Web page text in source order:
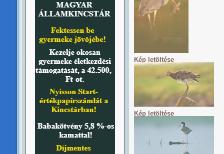
Kép letöltése
Kép letöltése